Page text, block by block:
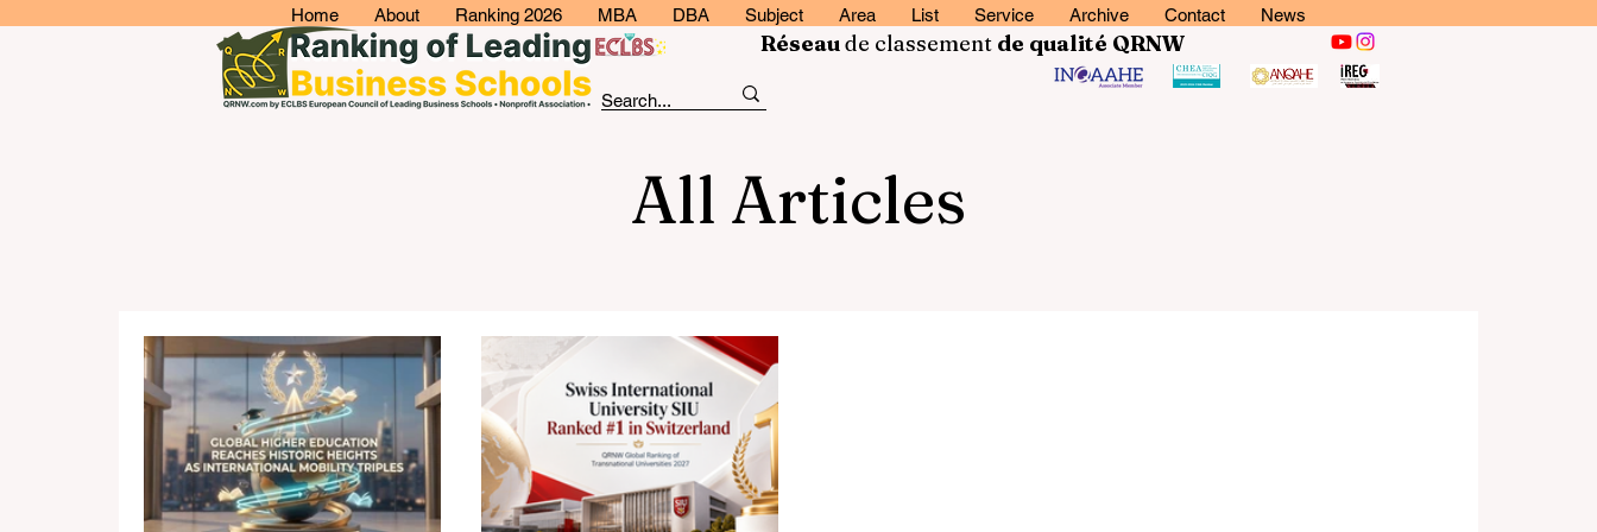
Home About Ranking 2026 MBA DBA Subject Area List Service Archive Contact News
Réseaude classement de qualité QRNW
All Articles